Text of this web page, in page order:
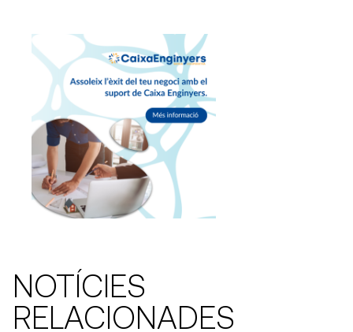
NOTÍCIES
RELACIONADES